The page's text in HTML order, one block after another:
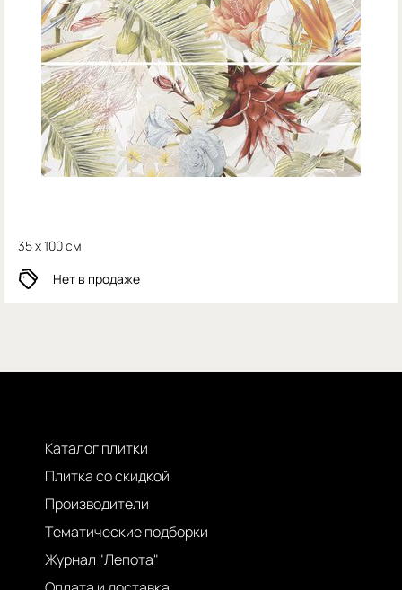
35 x 100 см
Нет в продаже
Каталог плитки
Плитка со скидкой
Производители
Тематические подборки
Журнал "Лепота"